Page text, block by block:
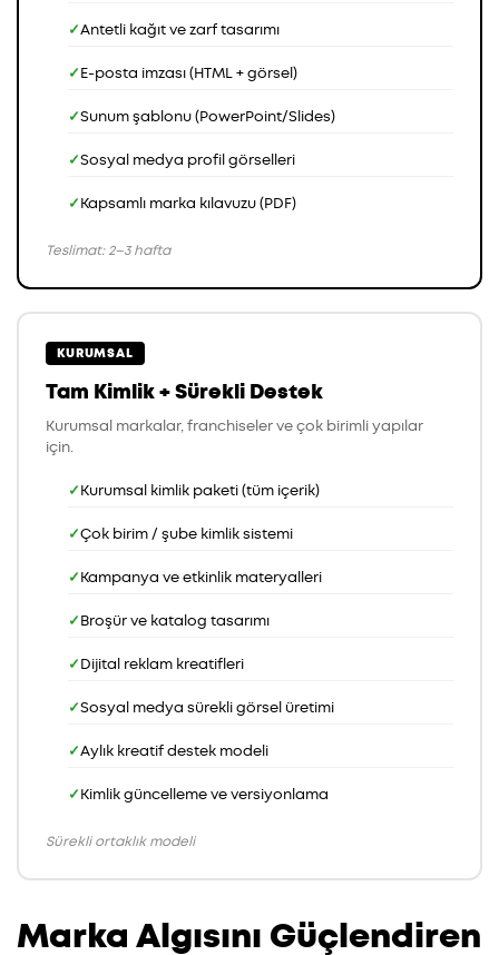
Antetli kağıt ve zarf tasarımı
E-posta imzası (HTML + görsel)
Sunum şablonu (PowerPoint/Slides)
Sosyal medya profil görselleri
Kapsamlı marka kılavuzu (PDF)
Teslimat: 2–3 hafta
KURUMSAL
Tam Kimlik + Sürekli Destek
Kurumsal markalar, franchiseler ve çok birimli yapılar
için.
Kurumsal kimlik paketi (tüm içerik)
Çok birim / şube kimlik sistemi
Kampanya ve etkinlik materyalleri
Broşür ve katalog tasarımı
Dijital reklam kreatifleri
Sosyal medya sürekli görsel üretimi
Aylık kreatif destek modeli
Kimlik güncelleme ve versiyonlama
Sürekli ortaklık modeli
Marka Algısını Güçlendiren